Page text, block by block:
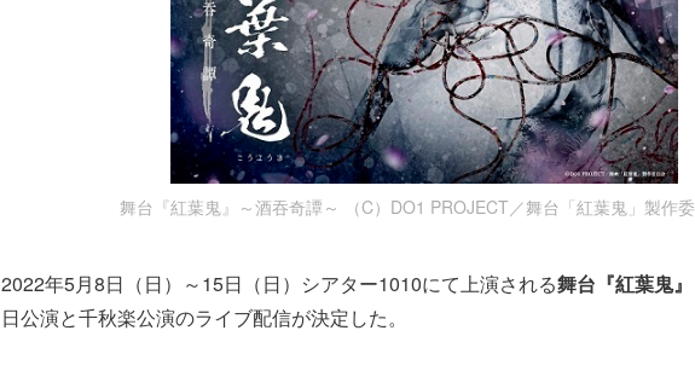
舞台『紅葉鬼』～酒吞奇譚～ （C）DO1 PROJECT／舞台「紅葉鬼」製作
2022年5月8日（日）～15日（日）シアター1010にて上演される舞台『紅葉鬼
日公演と千秋楽公演のライブ配信が決定した。